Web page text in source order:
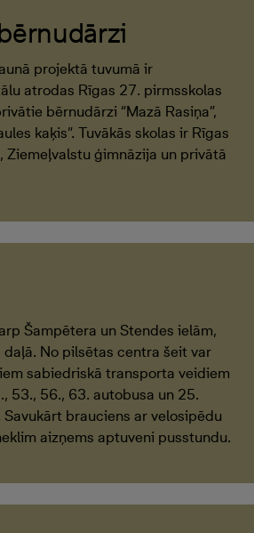
projektā tuvumā ir
atrodas Rīgas 27. pirmsskolas
bērnudārzi “Mazā Rasiņa”,
kaķis”. Tuvākās skolas ir Rīgas
Ziemeļvalstu ģimnāzija un privātā
Šampētera un Stendes ielām,
daļā. No pilsētas centra šeit var
sabiedriskā transporta veidiem
53., 56., 63. autobusa un 25.
brauciens ar velosipēdu
aizņems aptuveni pusstundu.